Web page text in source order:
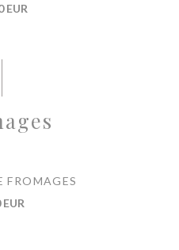
EUR
FROMAGES
EUR